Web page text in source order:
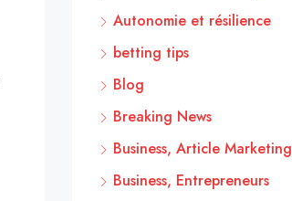
Autonomie et résilience
betting tips
Blog
Breaking News
Business, Article Marketing
Business, Entrepreneurs